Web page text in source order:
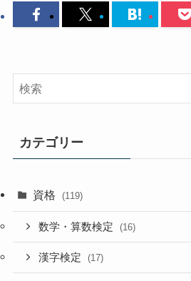
カテゴリー
資格 (119)
数学・算数検定 (16)
漢字検定 (17)